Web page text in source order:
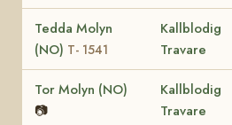
Tedda Molyn
(NO) T- 1541
Kallblodig
Travare
Tor Molyn (NO)
📷
Kallblodig
Travare